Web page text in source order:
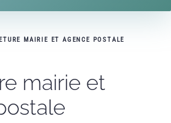
MAIRIE ET AGENCE POSTALE
mairie et